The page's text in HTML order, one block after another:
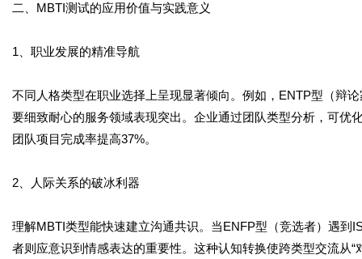
二、MBTI测试的应用价值与实践意义
1、职业发展的精准导航
不同人格类型在职业选择上呈现显著倾向。例如，ENTP型（辩
要细致耐心的服务领域表现突出。企业通过团队类型分析，可优
团队项目完成率提高37%。
2、人际关系的破冰利器
理解MBTI类型能快速建立沟通共识。当ENFP型（竞选者）遇
者则应意识到情感表达的重要性。这种认知转换使跨类型交流从“